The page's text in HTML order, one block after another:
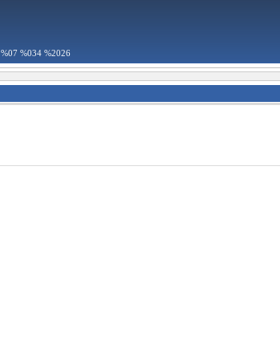
%07 %034 %2026